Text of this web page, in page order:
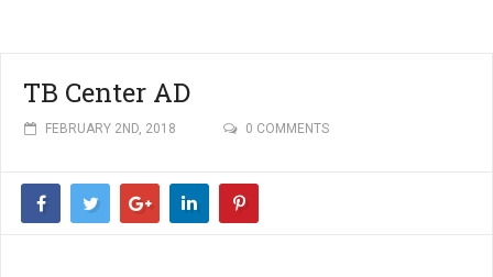
TB Center AD
FEBRUARY 2ND, 2018 0 COMMENTS